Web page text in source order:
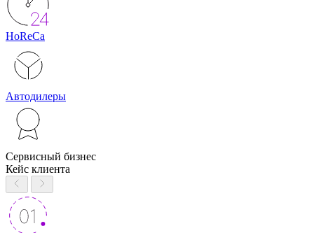
HoReCa
Автодилеры
Сервисный бизнес
Кейс клиента